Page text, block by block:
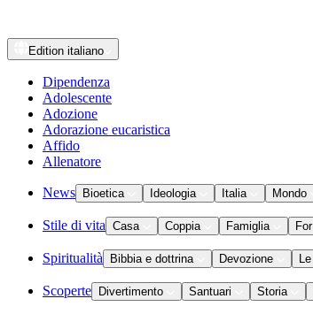
Edition italiano
Dipendenza
Adolescente
Adozione
Adorazione eucaristica
Affido
Allenatore
News Bioetica Ideologia Italia Mondo
Stile di vita Casa Coppia Famiglia
Spiritualità Bibbia e dottrina Devozione
Scoperte Divertimento Santuari Storia